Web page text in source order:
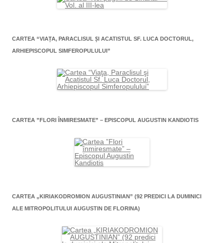
CARTEA “VIAŢA, PARACLISUL ŞI ACATISTUL SF. LUCA DOCTORUL,
ARHIEPISCOPUL SIMFEROPULULUI”
CARTEA ”FLORI ÎNMIRESMATE” – EPISCOPUL AUGUSTIN KANDIOTIS
CARTEA „KIRIAKODROMION AUGUSTINIAN” (92 PREDICI LA DUMINICI
ALE MITROPOLITULUI AUGUSTIN DE FLORINA)